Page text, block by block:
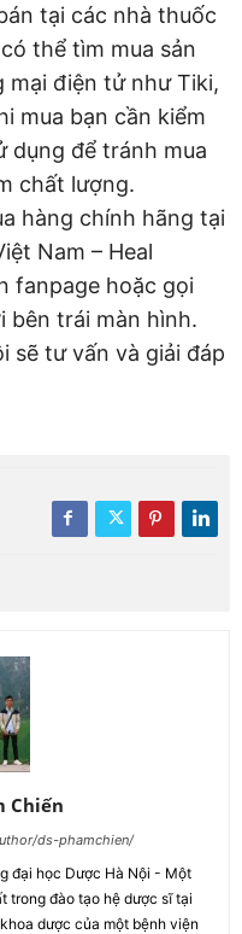
tại các nhà thuốc
thể tìm mua sản
điện tử như Tiki,
mua bạn cần kiểm
dụng để tránh mua
chất lượng.
hàng chính hãng tại
Nam – Heal
fanpage hoặc gọi
bên trái màn hình.
sẽ tư vấn và giải đáp
Chiến
ds-phamchien/
đại học Dược Hà Nội - Một
trong đào tạo hệ dược sĩ tại
dược của một bệnh viện